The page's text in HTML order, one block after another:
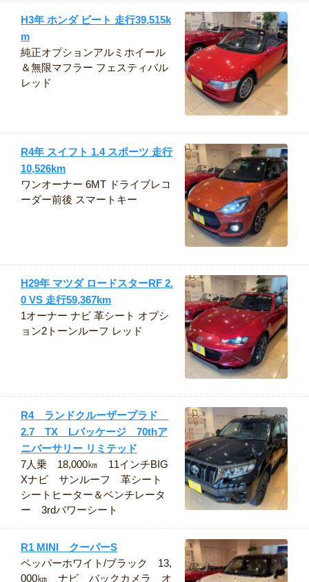
H3年 ホンダ ビート 走行39,515k
m
純正オプションアルミホイール
＆無限マフラー フェスティバル
レッド
R4年 スイフト 1.4 スポーツ 走行
10,526km
ワンオーナー 6MT ドライブレコ
ーダー前後 スマートキー
H29年 マツダ ロードスターRF 2.
0 VS 走行59,367km
1オーナー ナビ 革シート オプシ
ョン2トーンルーフ レッド
R4 ランドクルーザープラド
2.7 TX Lパッケージ 70thア
ニバーサリー リミテッド
7人乗 18,000㎞ 11インチBIG
Xナビ サンルーフ 革シート
シートヒーター＆ベンチレータ
ー 3rdパワーシート
R1 MINI クーパーS
ペッパーホワイト/ブラック 13,
000㎞ ナビ バックカメラ オ